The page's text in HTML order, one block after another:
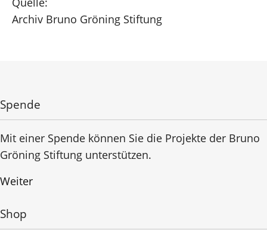
Archiv Bruno Gröning Stiftung
Spende
Mit einer Spende können Sie die Projekte der Bruno
Gröning Stiftung unterstützen.
Weiter
Shop